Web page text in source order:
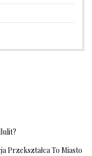
Przekształca To Miasto